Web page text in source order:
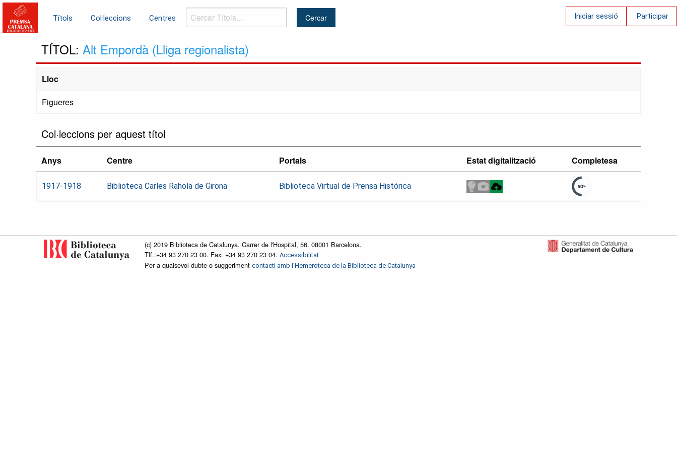
Títols Col·leccions Centres
Cercar
Títols...
Iniciar sessió Participar
TÍTOL: Alt Empordà (Lliga regionalista)
Lloc
Figueres
Col·leccions per aquest títol
Anys Centre Portals Estat digitalització Completesa
1917-1918 Biblioteca Carles Rahola de Girona Biblioteca Virtual de Prensa Histórica
(c) 2019 Biblioteca de Catalunya. Carrer de l'Hospital, 56. 08001 Barcelona.
Tlf.:+34 93 270 23 00. Fax: +34 93 270 23 04. Accessibilitat
Per a qualsevol dubte o suggeriment contacti amb l'Hemeroteca de la Biblioteca de Catalunya